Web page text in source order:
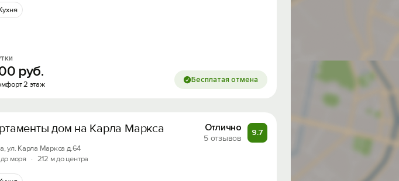
руб.
2 этаж Бесплатая отмена
дом на Карла Маркса Отлично
5 отзывов
9.7
ул. Карла Маркса д.64
моря
· 212 м до центра